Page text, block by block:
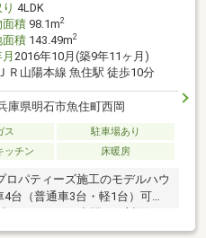
4LDK
面積98.1m2
面積143.49m2
2016年10月(築9年11ヶ月)
ＪＲ山陽本線 魚住駅 徒歩10分
庫県明石市魚住町西岡
ス
駐車場あり
ッチン 床暖房
ロパティーズ施工のモデルハウ
台（普通車3台・軽1台）可能
のゆとりある空間に、対面カ
機・ミストサウナ・24時間換